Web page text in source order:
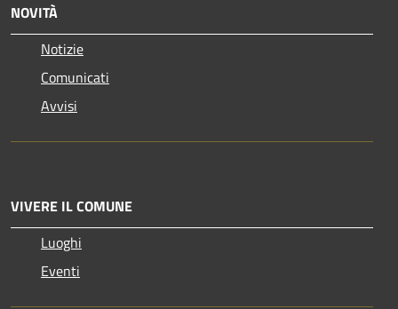
NOVITÀ
Notizie
Comunicati
Avvisi
VIVERE IL COMUNE
Luoghi
Eventi